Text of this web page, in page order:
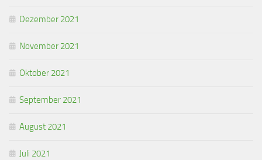
Dezember 2021
November 2021
Oktober 2021
September 2021
August 2021
Juli 2021